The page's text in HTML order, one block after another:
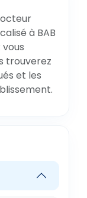
à BAB
vous
trouverez
et les